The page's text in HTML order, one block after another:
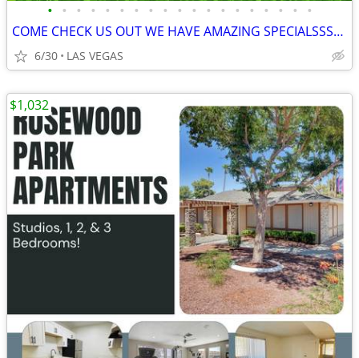
• • • • • • • • • • • • • • • • • • •
COME CHECK US OUT WE HAVE AMAZING SPECIALSSSS COME NOW
6/30 LAS VEGAS
$1,032